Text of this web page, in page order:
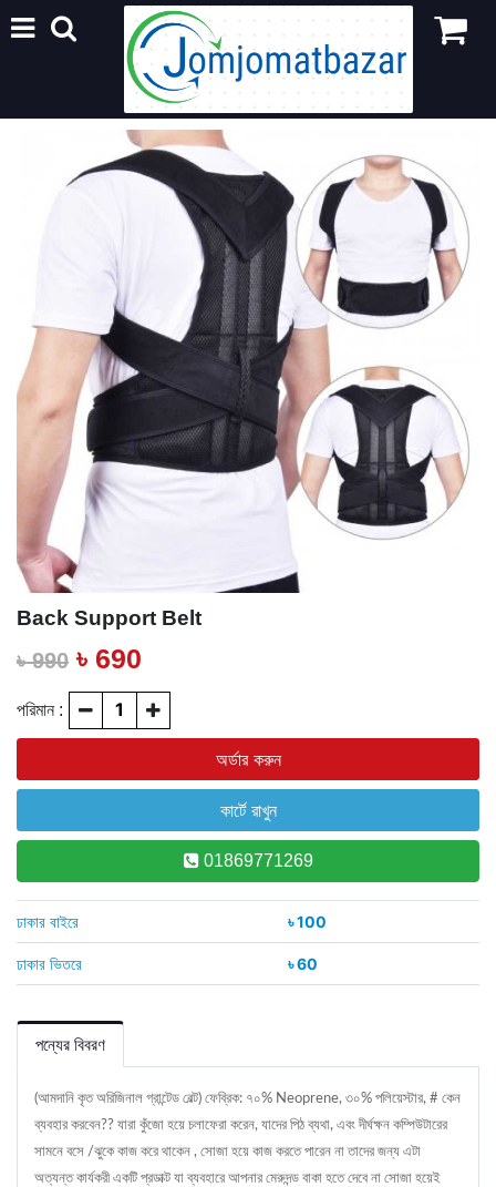
Back Support Belt
৳ 990 ৳ 690
পরিমান :
01869771269
ঢাকার বাইরে ৳ 100
ঢাকার ভিতরে ৳ 60
পন্যের বিবরণ
(আমদানি কৃত অরিজিনাল গ্রান্টেড বেল্ট) ফেব্রিক: ৭০% Neoprene, ৩০% পলিয়েস্টার, # কেন
ব্যবহার করবেন?? যারা কুঁজো হয়ে চলাফেরা করেন, যাদের পিঠ ব্যথা, এবং দীর্ঘক্ষন কম্পিউটারের
সামনে বসে /ঝুকে কাজ করে থাকেন , সোজা হয়ে কাজ করতে পারেন না তাদের জন্য এটা
অত্যন্ত কার্যকরী একটি প্রডাক্ট যা ব্যবহারে আপনার মেরুদন্ড বাকা হতে দেবে না সোজা হয়েই